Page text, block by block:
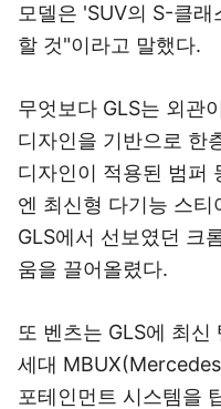
모델은 'SUV의 S-클
할 것"이라고 말했다.
무엇보다 GLS는 외관
디자인을 기반으로 한
디자인이 적용된 범퍼
엔 최신형 다기능 스
GLS에서 선보였던 크
움을 끌어올렸다.
또 벤츠는 GLS에 최
세대
포테인먼트 시스템을